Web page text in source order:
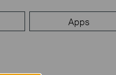
Apps